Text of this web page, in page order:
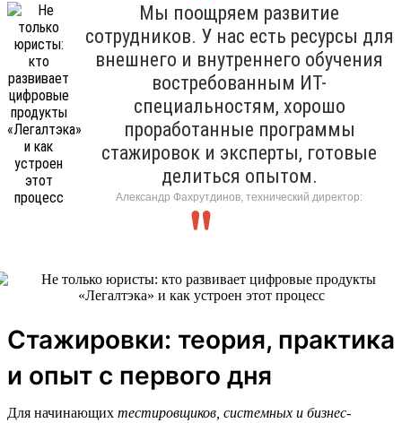
Мы поощряем развитие
сотрудников. У нас есть ресурсы для
внешнего и внутреннего обучения
востребованным ИТ-
специальностям, хорошо
проработанные программы
стажировок и эксперты, готовые
делиться опытом.
Александр Фахрутдинов, технический директор:
Стажировки: теория, практика
и опыт с первого дня
Для начинающих тестировщиков, системных и бизнес-